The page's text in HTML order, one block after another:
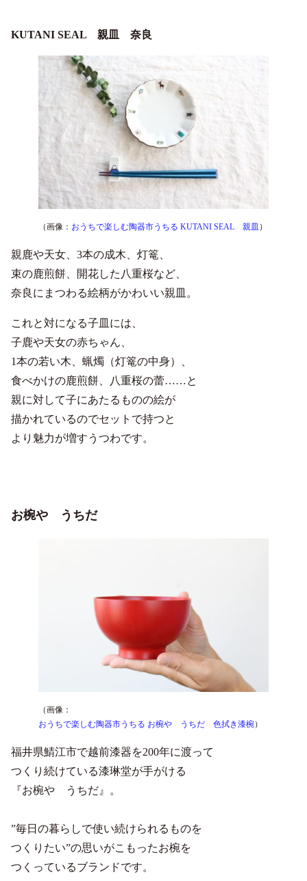
KUTANI SEAL 親皿 奈良
（画像： おうちで楽しむ陶器市うちる KUTANI SEAL 親皿 ）
親鹿や天女、3本の成木、灯篭、
束の鹿煎餅、開花した八重桜など、
奈良にまつわる絵柄がかわいい親皿。
これと対になる子皿には、
子鹿や天女の赤ちゃん、
1本の若い木、蝋燭（灯篭の中身）、
食べかけの鹿煎餅、八重桜の蕾……と
親に対して子にあたるものの絵が
描かれているのでセットで持つと
より魅力が増すうつわです。
お椀や うちだ
（画像：
おうちで楽しむ陶器市うちる お椀や うちだ 色拭き漆椀）
福井県鯖江市で越前漆器を200年に渡って
つくり続けている漆琳堂が手がける
『お椀や うちだ』。
”毎日の暮らしで使い続けられるものを
つくりたい”の思いがこもったお椀を
つくっているブランドです。